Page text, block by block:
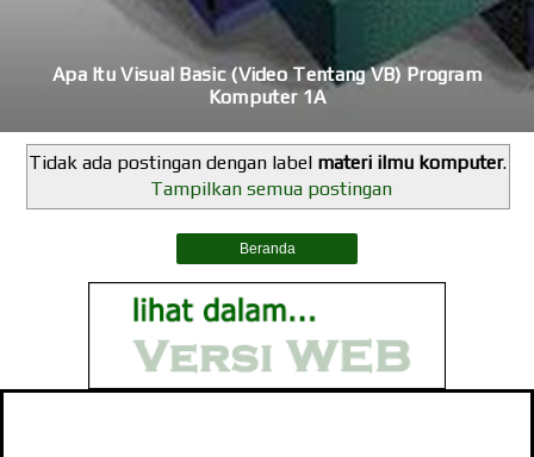
Apa Itu Visual Basic (Video Tentang VB) Program
Komputer 1A
Tidak ada postingan dengan label materi ilmu komputer.
Tampilkan semua postingan
Beranda